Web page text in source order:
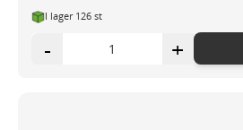
I lager 126 st
- +